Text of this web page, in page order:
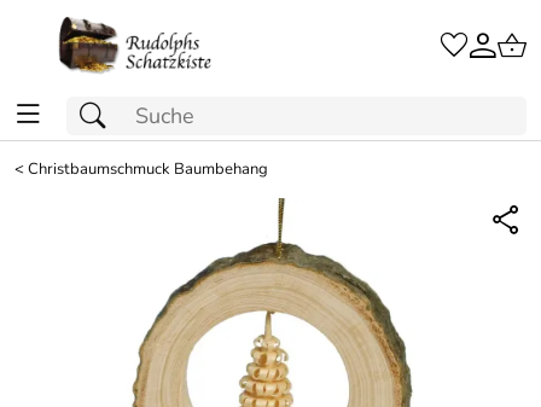
<Christbaumschmuck Baumbehang